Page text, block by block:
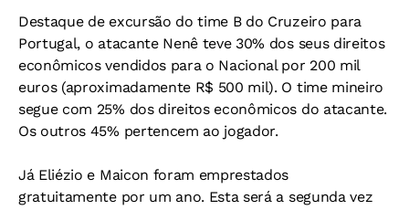
Destaque de excursão do time B do Cruzeiro para
Portugal, o atacante Nenê teve 30% dos seus direitos
econômicos vendidos para o Nacional por 200 mil
euros (aproximadamente R$ 500 mil). O time mineiro
segue com 25% dos direitos econômicos do atacante.
Os outros 45% pertencem ao jogador.
Já Eliézio e Maicon foram emprestados
gratuitamente por um ano. Esta será a segunda vez